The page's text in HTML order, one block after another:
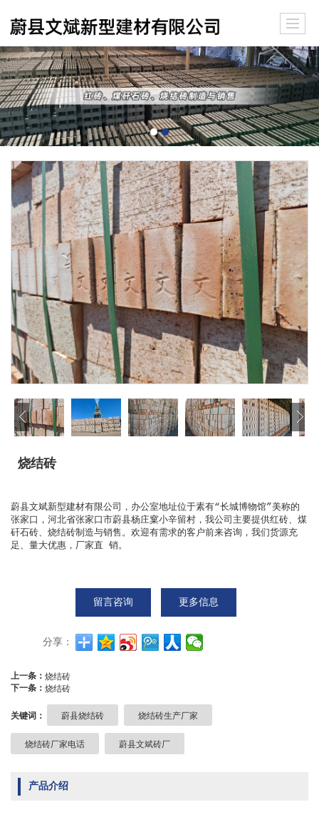
烧结砖
蔚县文斌新型建材有限公司，办公室地址位于素有“长城博物馆”美称的
张家口，河北省张家口市蔚县杨庄窠小辛留村，我公司主要提供红砖、煤
矸石砖、烧结砖制造与销售。欢迎有需求的客户前来咨询，我们货源充
足、量大优惠，厂家直 销。
留言咨询 更多信息
分享：
上一条： 烧结砖
下一条： 烧结砖
关键词： 蔚县烧结砖 烧结砖生产厂家
烧结砖厂家电话 蔚县文斌砖厂
产品介绍